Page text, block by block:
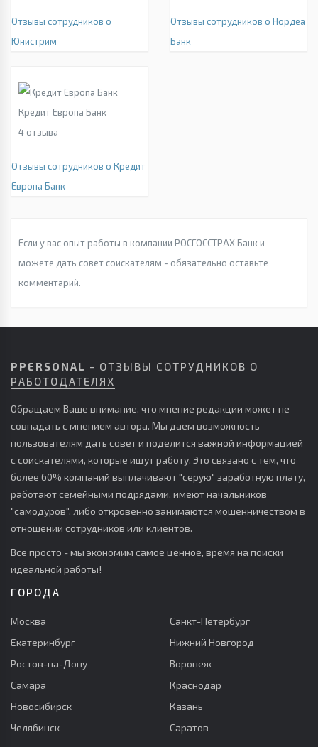
Отзывы сотрудников о
Юнистрим
Отзывы сотрудников о Нордеа
Банк
Кредит Европа Банк
4 отзыва
Отзывы сотрудников о Кредит
Европа Банк
Если у вас опыт работы в компании РОСГОССТРАХ Банк и
можете дать совет соискателям - обязательно оставьте
комментарий.
PPERSONAL - ОТЗЫВЫ СОТРУДНИКОВ О
РАБОТОДАТЕЛЯХ
Обращаем Ваше внимание, что мнение редакции может не
совпадать с мнением автора. Мы даем возможность
пользователям дать совет и поделится важной информацией
с соискателями, которые ищут работу. Это связано с тем, что
более 60% компаний выплачивают "серую" заработную плату,
работают семейными подрядами, имеют начальников
"самодуров", либо откровенно занимаются мошенничеством в
отношении сотрудников или клиентов.
Все просто - мы экономим самое ценное, время на поиски
идеальной работы!
ГОРОДА
Москва
Санкт-Петербург
Екатеринбург
Нижний Новгород
Ростов-на-Дону
Воронеж
Самара
Краснодар
Новосибирск
Казань
Челябинск
Саратов